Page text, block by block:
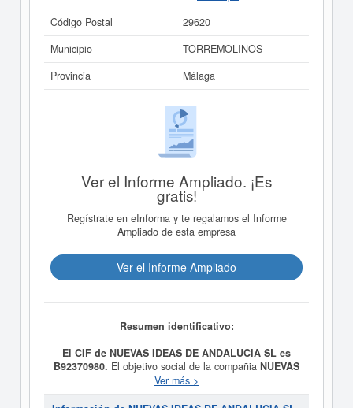
Código Postal
29620
Municipio
TORREMOLINOS
Provincia
Málaga
Ver el Informe Ampliado. ¡Es
gratis!
Regístrate en eInforma y te regalamos el Informe
Ampliado de esta empresa
Ver el Informe Ampliado
Resumen identificativo:
El CIF de NUEVAS IDEAS DE ANDALUCIA SL es
B92370980. El objetivo social de la compañia NUEVAS
IDEAS DE ANDALUCIA SL
ACTIVIDADES SE HALLEN RELACIONADAS CON EL
Ver más >